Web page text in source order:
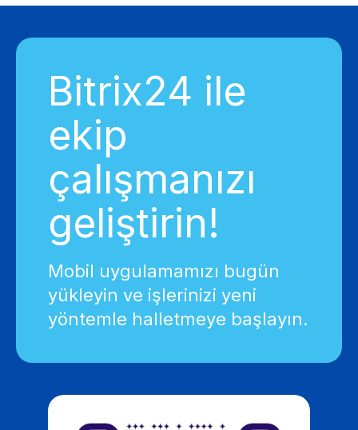
Bitrix24 ile
ekip
çalışmanızı
geliştirin!
Mobil uygulamamızı bugün
yükleyin ve işlerinizi yeni
yöntemle halletmeye başlayın.